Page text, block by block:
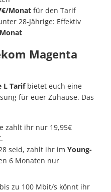
Monat für den Tarif
28-Jährige: Effektiv
Magenta
L Tarifbietet euch eine
für euer Zuhause. Das
zahlt ihr nur 19,95€
seid, zahlt ihr im Young-
6 Monaten nur
zu 100 Mbit/s könnt ihr